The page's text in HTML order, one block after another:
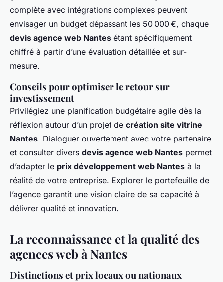
complète avec intégrations complexes peuvent
envisager un budget dépassant les 50 000 €, chaque
devis agence web Nantes étant spécifiquement
chiffré à partir d’une évaluation détaillée et sur-
mesure.
Conseils pour optimiser le retour sur
investissement
Privilégiez une planification budgétaire agile dès la
réflexion autour d’un projet de création site vitrine
Nantes. Dialoguer ouvertement avec votre partenaire
et consulter divers devis agence web Nantes permet
d’adapter le prix développement web Nantes à la
réalité de votre entreprise. Explorer le portefeuille de
l’agence garantit une vision claire de sa capacité à
délivrer qualité et innovation.
La reconnaissance et la qualité des
agences web à Nantes
Distinctions et prix locaux ou nationaux